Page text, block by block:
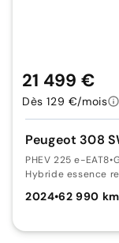
Peugeot 308
PHEV 225 e-EAT8•
Hybride essence
2024•62 990 km
21 499 €
Dès 129 €/mois